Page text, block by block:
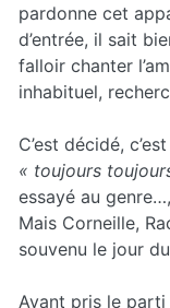
pardonne cet
d’entrée, il sait
falloir chanter
inhabituel,
C’est décidé,
« toujours
essayé au
Mais Corneille,
souvenu le jour
Ayant pris le parti